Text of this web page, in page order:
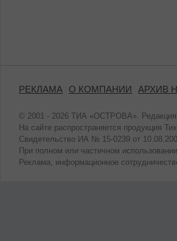
РЕКЛАМА О КОМПАНИИ АРХИВ
© 2001 - 2026 ТИА «ОСТРОВА». Редакция:
На сайте распространяется продукция
Свидетельство ИА № 15-0239 от
При полном или частичном
Реклама, информационное